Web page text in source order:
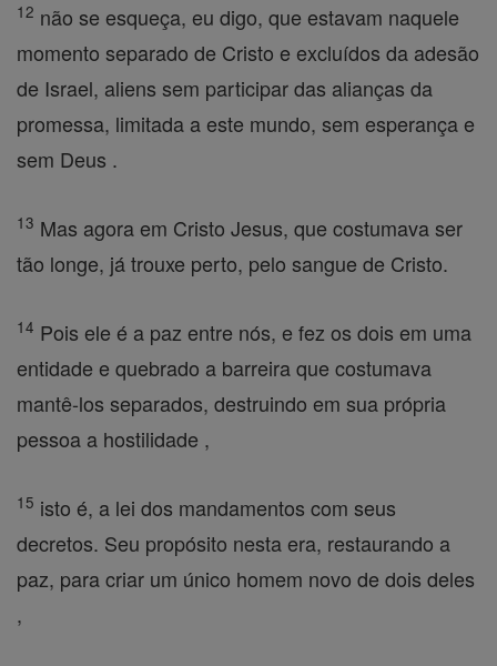
12 não se esqueça, eu digo, que estavam naquele
momento separado de Cristo e excluídos da adesão
de Israel, aliens sem participar das alianças da
promessa, limitada a este mundo, sem esperança e
sem Deus .
13 Mas agora em Cristo Jesus, que costumava ser
tão longe, já trouxe perto, pelo sangue de Cristo.
14 Pois ele é a paz entre nós, e fez os dois em uma
entidade e quebrado a barreira que costumava
mantê-los separados, destruindo em sua própria
pessoa a hostilidade ,
15 isto é, a lei dos mandamentos com seus
decretos. Seu propósito nesta era, restaurando a
paz, para criar um único homem novo de dois deles
,